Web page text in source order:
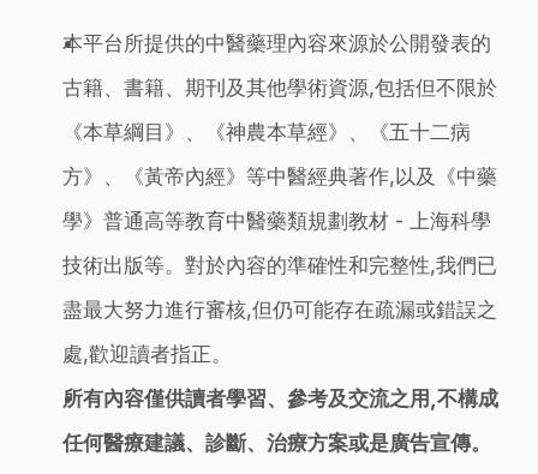
本平台所提供的中醫藥理內容來源於公開發表的
古籍、書籍、期刊及其他學術資源,包括但不限於
《本草綱目》、《神農本草經》、《五十二病
方》、《黃帝內經》等中醫經典著作,以及《中藥
學》普通高等教育中醫藥類規劃教材 - 上海科學
技術出版等。對於內容的準確性和完整性,我們已
盡最大努力進行審核,但仍可能存在疏漏或錯誤之
處,歡迎讀者指正。
所有內容僅供讀者學習、參考及交流之用,不構成
任何醫療建議、診斷、治療方案或是廣告宣傳。